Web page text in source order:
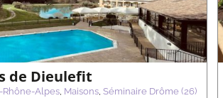
de Dieulefit
Alpes, Maisons, Séminaire Drôme (26)
Rhône-Alpes Maisons Séminaire Drôme
(26)